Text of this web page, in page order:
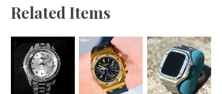
Related Items